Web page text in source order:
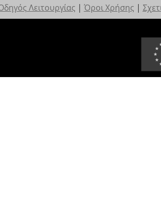
Λειτουργίας | Όροι Χρήσης |